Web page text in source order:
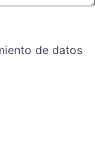
de datos